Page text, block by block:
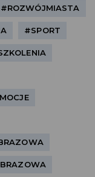
#ROZWÓJMIASTA
#SPORT